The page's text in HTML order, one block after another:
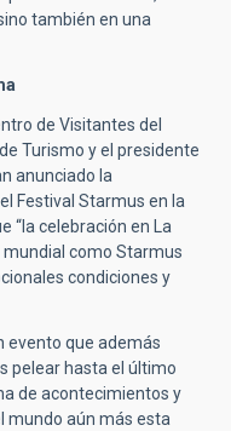
también en una
de Visitantes del
Turismo y el presidente
anunciado la
Festival Starmus en la
“la celebración en La
como Starmus
condiciones y
evento que además
pelear hasta el último
de acontecimientos y
mundo aún más esta